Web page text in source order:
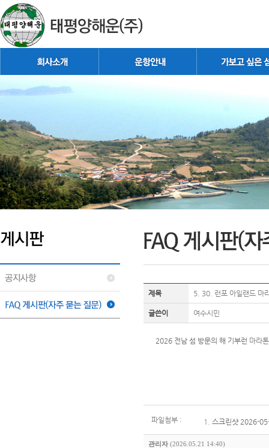
제목 5. 30. 런포 아일랜드 마
글쓴이 여수시민
2026 전남 섬 방문의 해 기부런 마라
파일첨부 : 1. 스크린샷 2026-
관리자 (2026.05.21 14:40)